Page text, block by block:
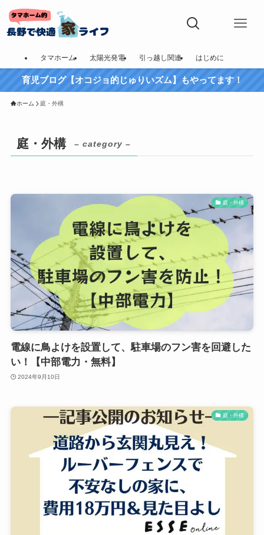
タマホーム 太陽光発電 引っ越し関連 はじめに
育児ブログ【オコジョ的じゅりいズム】もやってます！
ホーム 庭・外構
庭・外構 – category –
庭・外構
電線に鳥よけを設置して、駐車場のフン害を回避した
い！【中部電力・無料】
2024年9月10日
庭・外構